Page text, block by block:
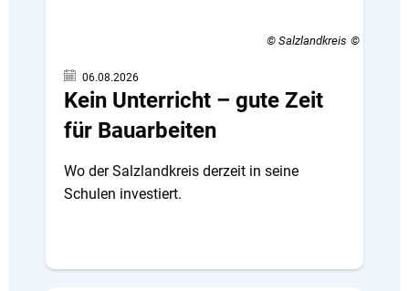
© Salzlandkreis
06.08.2026
Kein Unterricht – gute Zeit
für Bauarbeiten
Wo der Salzlandkreis derzeit in seine
Schulen investiert.